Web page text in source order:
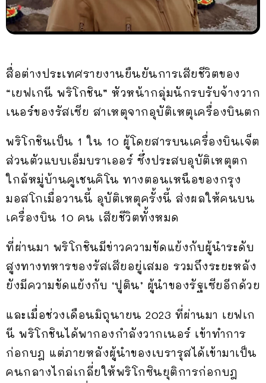
สื่อต่างประเทศรายงานยืนยันการเสียชีวิตของ
“เยฟเกนี พริโกชิน” หัวหน้ากลุ่มนักรบรับจ้างวาก
เนอร์ของรัสเซีย สาเหตุจากอุบัติเหตุเครื่องบินตก
พริโกชินเป็น 1 ใน 10 ผู้โดยสารบนเครื่องบินเจ็ต
ส่วนตัวแบบเอ็มบราเออร์ ซึ่งประสบอุบัติเหตุตก
ใกล้หมู่บ้านคูเชนคิโน ทางตอนเหนือของกรุง
มอสโกเมื่อวานนี้ อุบัติเหตุครั้งนี้ ส่งผลให้คนบน
เครื่องบิน 10 คน เสียชีวิตทั้งหมด
ที่ผ่านมา พริโกชินมีข่าวความขัดแย้งกับผู้นำระดับ
สูงทางทหารของรัสเสียอยู่เสมอ รวมถึงระยะหลัง
ยังมีความขัดแย้งกับ ‘ปูติน’ ผู้นำของรัฐเซียอีกด้วย
และเมื่อช่วงเดือนมิถุนายน 2023 ที่ผ่านมา เยฟเก
นี พริโกชินได้พากองกำลังวากเนอร์ เข้าทำการ
ก่อกบฎ แต่ภายหลังผู้นำของเบรารุสได้เข้ามาเป็น
คนกลางไกล่เกลี่ยให้พริโกซินยุติการก่อกบฎ